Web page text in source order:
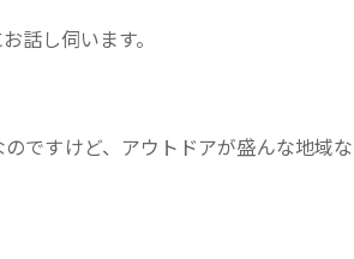
話し伺います。
ですけど、アウトドアが盛んな地域